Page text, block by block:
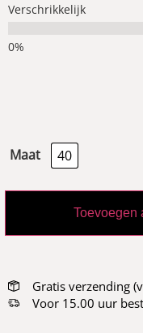
Verschrikkelijk
Maat 40
Toevoegen
Gratis verzending
Voor 15.00 uur